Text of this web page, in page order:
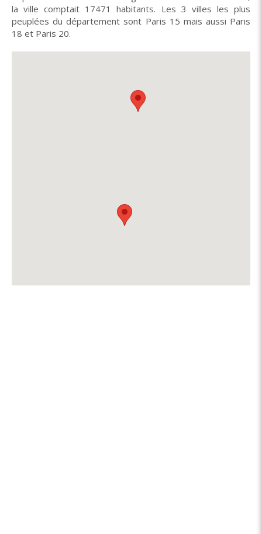
la ville comptait 17471 habitants. Les 3 villes les plus
peuplées du département sont Paris 15 mais aussi Paris
18 et Paris 20.